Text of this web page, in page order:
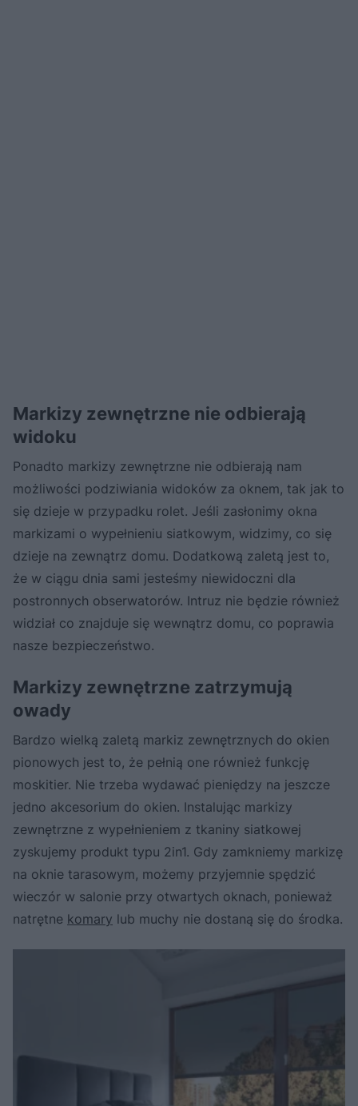
Markizy zewnętrzne nie odbierają
widoku
Ponadto markizy zewnętrzne nie odbierają nam
możliwości podziwiania widoków za oknem, tak jak to
się dzieje w przypadku rolet. Jeśli zasłonimy okna
markizami o wypełnieniu siatkowym, widzimy, co się
dzieje na zewnątrz domu. Dodatkową zaletą jest to,
że w ciągu dnia sami jesteśmy niewidoczni dla
postronnych obserwatorów. Intruz nie będzie również
widział co znajduje się wewnątrz domu, co poprawia
nasze bezpieczeństwo.
Markizy zewnętrzne zatrzymują
owady
Bardzo wielką zaletą markiz zewnętrznych do okien
pionowych jest to, że pełnią one również funkcję
moskitier. Nie trzeba wydawać pieniędzy na jeszcze
jedno akcesorium do okien. Instalując markizy
zewnętrzne z wypełnieniem z tkaniny siatkowej
zyskujemy produkt typu 2in1. Gdy zamkniemy markizę
na oknie tarasowym, możemy przyjemnie spędzić
wieczór w salonie przy otwartych oknach, ponieważ
natrętne komary lub muchy nie dostaną się do środka.